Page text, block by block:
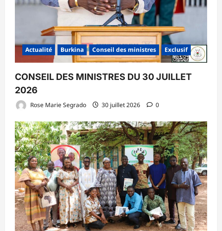
Actualité Burkina Conseil des ministres Exclusif
CONSEIL DES MINISTRES DU 30 JUILLET
2026
Rose Marie Segrado 30 juillet 2026 0